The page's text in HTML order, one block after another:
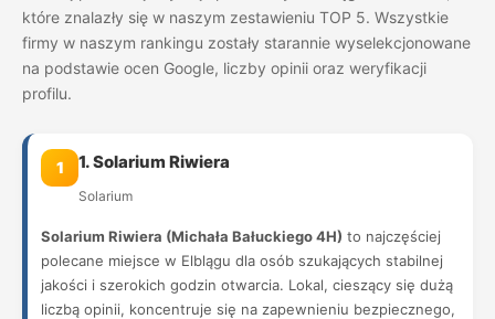
które znalazły się w naszym zestawieniu TOP 5. Wszystkie
firmy w naszym rankingu zostały starannie wyselekcjonowane
na podstawie ocen Google, liczby opinii oraz weryfikacji
profilu.
1 1. Solarium Riwiera
Solarium
Solarium Riwiera (Michała Bałuckiego 4H) to najczęściej
polecane miejsce w Elblągu dla osób szukających stabilnej
jakości i szerokich godzin otwarcia. Lokal, cieszący się dużą
liczbą opinii, koncentruje się na zapewnieniu bezpiecznego,